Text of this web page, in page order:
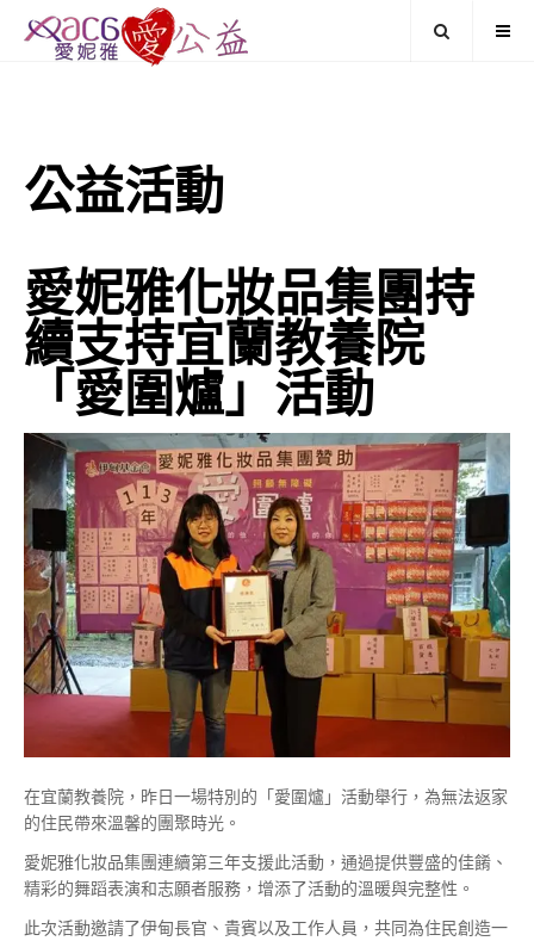
公益活動
愛妮雅化妝品集團持
續支持宜蘭教養院
「愛圍爐」活動
在宜蘭教養院，昨日一場特別的「愛圍爐」活動舉行，為無法返家
的住民帶來溫馨的團聚時光。
愛妮雅化妝品集團連續第三年支援此活動，通過提供豐盛的佳餚、
精彩的舞蹈表演和志願者服務，增添了活動的溫暖與完整性。
此次活動邀請了伊甸長官、貴賓以及工作人員，共同為住民創造一